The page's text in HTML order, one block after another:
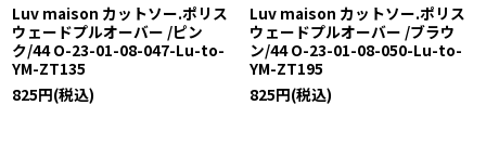
Luv maison カットソー.ポリス
ウェードプルオーバー /ピン
ク/44 O-23-01-08-047-Lu-to-
YM-ZT135
825円(税込)
Luv maison カットソー.ポリス
ウェードプルオーバー /ブラウ
ン/44 O-23-01-08-050-Lu-to-
YM-ZT195
825円(税込)